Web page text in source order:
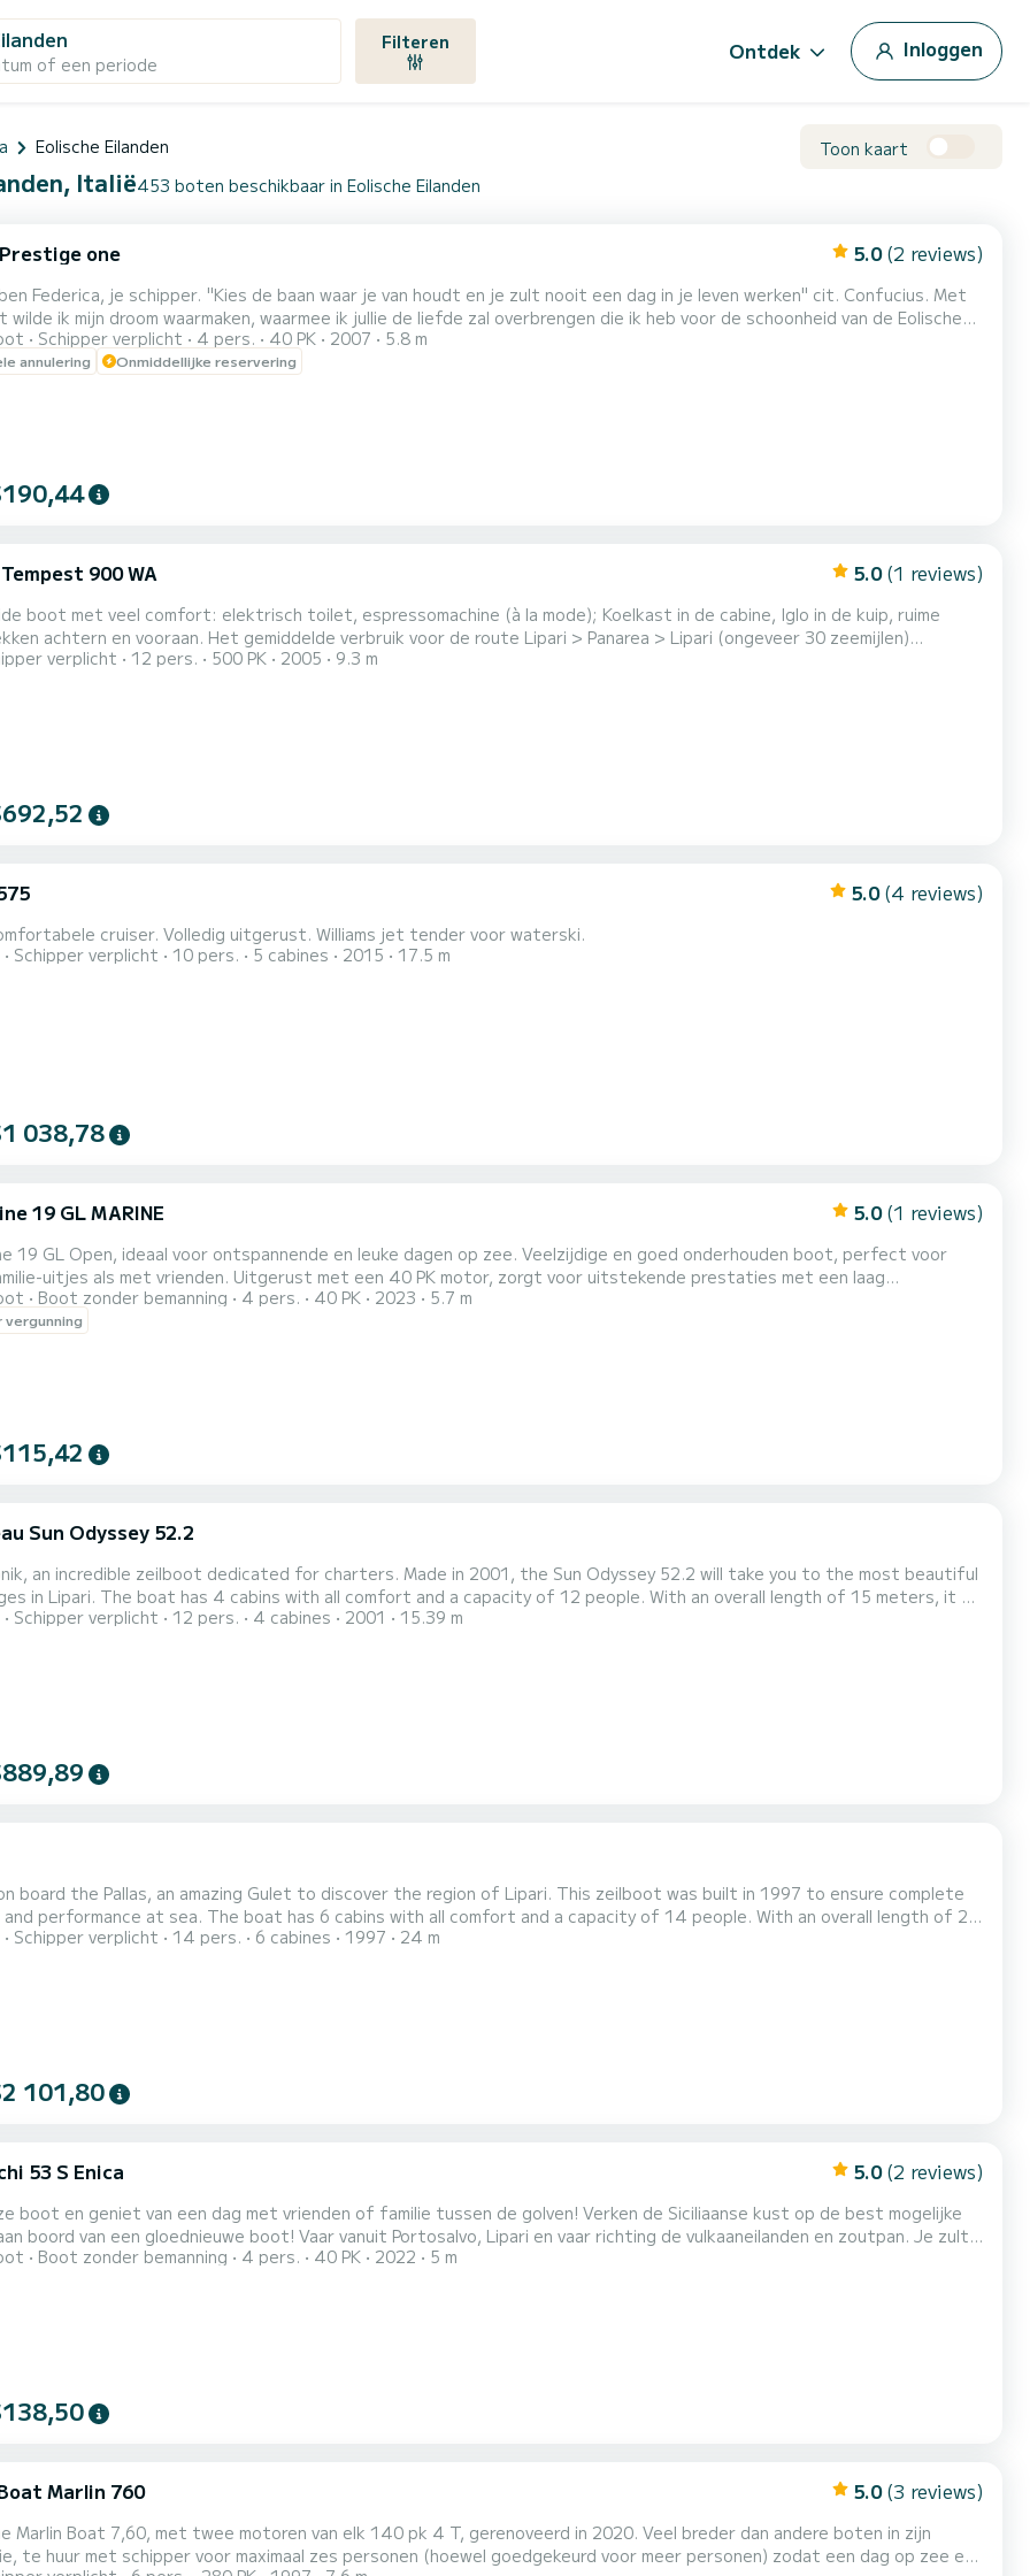
of een periode
Filteren Ontdek Inloggen
Eolische Eilanden Toon kaart
Italië453 boten beschikbaar in Eolische Eilanden
one 5.0 (2 reviews)
"Kies de baan waar je van houdt en je zult nooit een dag in je leven werken" cit. Confucius. Met
wilde ik mijn droom waarmaken, waarmee ik jullie de liefde zal overbrengen die ik heb voor de schoonheid van de Eolische
energieën, contrasterende kleuren zoals het zwart van de rotsen, het
turkoois van de zee, bewoond door zeesterren (absoluut alleen om naar te kijken en niet aan te rak...
Schipper verplicht 4 pers. 40 PK 2007 5.8 m
annulering Onmiddellijke reservering
900 WA 5.0 (1 reviews)
boot met veel comfort: elektrisch toilet, espressomachine (à la mode); Koelkast in de cabine, Iglo in de kuip, ruime
achtern en vooraan. Het gemiddelde verbruik voor de route Lipari > Panarea > Lipari (ongeveer 30 zeemijlen)
ongeveer 75 liter (150€-160€). De uiteindelijke brandstofkosten worden altijd berekend met de klant op de dag van de
verplicht 12 pers. 500 PK 2005 9.3 m
5.0 (4 reviews)
cruiser. Volledig uitgerust. Williams jet tender voor waterski.
Schipper verplicht 10 pers. 5 cabines 2015 17.5 m
038,78
19 GL MARINE 5.0 (1 reviews)
19 GL Open, ideaal voor ontspannende en leuke dagen op zee. Veelzijdige en goed onderhouden boot, perfect voor
uitjes als met vrienden. Uitgerust met een 40 PK motor, zorgt voor uitstekende prestaties met een laag
Aan boord vind je alle nodige comfort: douchekop, stereo om van muziek te genieten tijdens het varen,
kussen, zonnedak om je te beschermen tegen de zon en een ruim zonnedek om te ontspannen. Boot klaar voor gebruik,
Boot zonder bemanning 4 pers. 40 PK 2023 5.7 m
vergunning
Sun Odyssey 52.2
an incredible zeilboot dedicated for charters. Made in 2001, the Sun Odyssey 52.2 will take you to the most beautiful
and a capacity of 12 people. With an overall length of 15 meters, it will
ally to spend an exceptional vacation on the water in the surroundings of Lipari Dit Sun Odyssey 52.2 is uitgerust
Schipper verplicht 12 pers. 4 cabines 2001 15.39 m
board the Pallas, an amazing Gulet to discover the region of Lipari. This zeilboot was built in 1997 to ensure complete
boat has 6 cabins with all comfort and a capacity of 14 people. With an overall length of 24
be your best ally to spend an exceptional vacation on the water in the surroundings of Lipari Dit Gulet is uitgerust
Schipper verplicht 14 pers. 6 cabines 1997 24 m
101,80
53 S Enica 5.0 (2 reviews)
boot en geniet van een dag met vrienden of familie tussen de golven! Verken de Siciliaanse kust op de best mogelijke
boord van een gloednieuwe boot! Vaar vanuit Portosalvo, Lipari en vaar richting de vulkaaneilanden en zoutpan. Je zult
de mooiste plekken in de Middellandse Zee kunnen verkennen in volledige autonomie en in nauw contact met de zee! De
Boot zonder bemanning 4 pers. 40 PK 2022 5 m
Marlin 760 5.0 (3 reviews)
Marlin Boat 7,60, met twee motoren van elk 140 pk 4 T, gerenoveerd in 2020. Veel breder dan andere boten in zijn
te huur met schipper voor maximaal zes personen (hoewel goedgekeurd voor meer personen) zodat een dag op zee een